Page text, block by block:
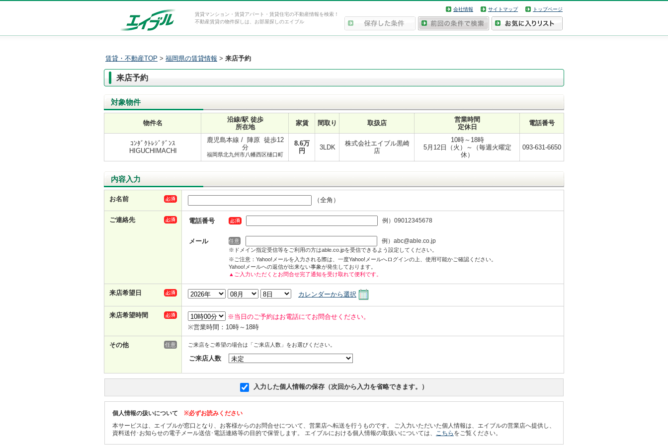
賃貸マンション・賃貸アパート・賃貸住宅の不動産情報を検索！
不動産賃貸の物件探しは、お部屋探しのエイブル
会社情報 サイトマップ トップページ
賃貸・不動産TOP > 福岡県の賃貸情報 > 来店予約
来店予約
対象物件
物件名
沿線/駅 徒歩
所在地
家賃 間取り 取扱店
営業時間
定休日
電話番号
ｺﾝﾀﾞｸﾄﾚｼﾞﾃﾞﾝｽ
HIGUCHIMACHI
鹿児島本線 / 陣原 徒歩12
分
福岡県北九州市八幡西区樋口町
8.6万
円
3LDK
株式会社エイブル黒崎
店
10時～18時
5月12日（火）～（毎週火曜定
休）
093-631-6650
内容入力
お名前 （全角）
ご連絡先 電話番号 例）09012345678
メール 任意 例）abc@able.co.jp
※ドメイン指定受信等をご利用の方はable.co.jpを受信できるよう設定してください。
※ご注意：Yahoo!メールを入力される際は、一度Yahoo!メールへログインの上、使用可能かご確認ください。
Yahoo!メールへの返信が出来ない事象が発生しております。
▲ご入力いただくとお問合せ完了通知を受け取れて便利です。
来店希望日 カレンダーから選択
来店希望時間
※当日のご予約はお電話にてお問合せください。
※営業時間：10時～18時
その他 任意 ご来店をご希望の場合は「ご来店人数」をお選びください。
ご来店人数
入力した個人情報の保存（次回から入力を省略できます。）
個人情報の扱いについて
※必ずお読みください
本サービスは、エイブルが窓口となり、お客様からのお問合せについて、営業店へ転送を行うものです。 ご入力いただいた個人情報は、エイブルの営業店へ提供し、
資料送付･お知らせの電子メール送信･電話連絡等の目的で保管します。 エイブルにおける個人情報の取扱いについては、
こちら をご覧ください。